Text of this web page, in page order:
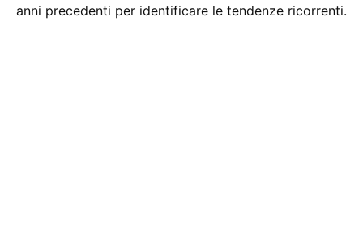
anni precedenti per identificare le tendenze ricorrenti.